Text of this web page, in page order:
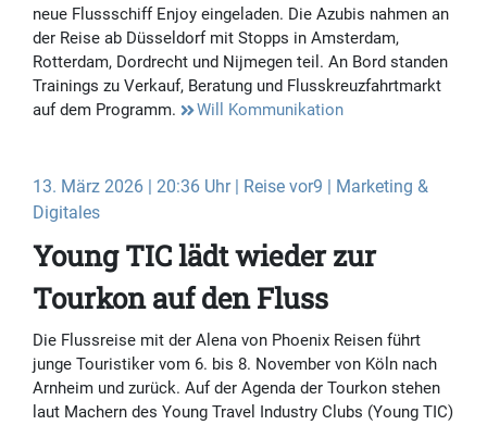
neue Flussschiff Enjoy eingeladen. Die Azubis nahmen an
der Reise ab Düsseldorf mit Stopps in Amsterdam,
Rotterdam, Dordrecht und Nijmegen teil. An Bord standen
Trainings zu Verkauf, Beratung und Flusskreuzfahrtmarkt
auf dem Programm.
Will Kommunikation
13. März 2026 | 20:36 Uhr | Reise vor9 | Marketing &
Digitales
Young TIC lädt wieder zur
Tourkon auf den Fluss
Die Flussreise mit der Alena von Phoenix Reisen führt
junge Touristiker vom 6. bis 8. November von Köln nach
Arnheim und zurück. Auf der Agenda der Tourkon stehen
laut Machern des Young Travel Industry Clubs (Young TIC)